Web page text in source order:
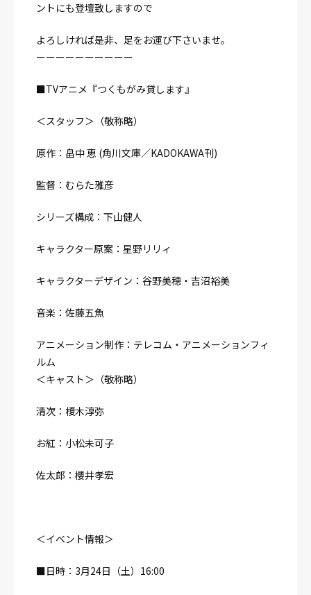
ントにも登壇致しますので
よろしければ是非、足をお運び下さいませ。
ーーーーーーーーーー
■TVアニメ『つくもがみ貸します』
＜スタッフ＞（敬称略）
原作：畠中 恵 (角川文庫／KADOKAWA刊)
監督：むらた雅彦
シリーズ構成：下山健人
キャラクター原案：星野リリィ
キャラクターデザイン：谷野美穂・吉沼裕美
音楽：佐藤五魚
アニメーション制作：テレコム・アニメーションフィ
ルム
＜キャスト＞（敬称略）
清次：榎木淳弥
お紅：小松未可子
佐太郎：櫻井孝宏
＜イベント情報＞
■日時：3月24日（土）16:00